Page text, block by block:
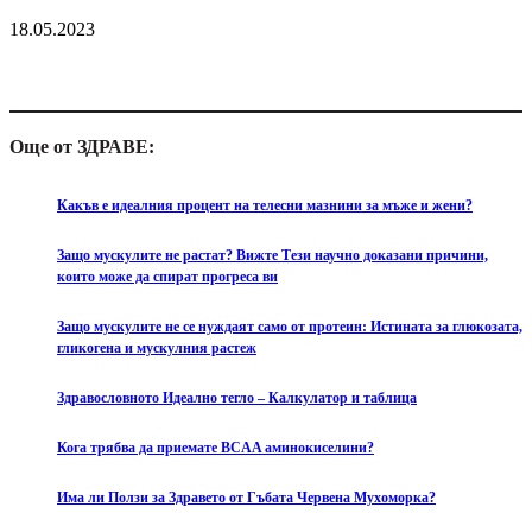
18.05.2023
Още от ЗДРАВЕ:
Какъв е идеалния процент на телесни мазнини за мъже и жени?
Защо мускулите не растат? Вижте Тези научно доказани причини,
които може да спират прогреса ви
Защо мускулите не се нуждаят само от протеин: Истината за глюкозата,
гликогена и мускулния растеж
Здравословното Идеално тегло – Калкулатор и таблица
Кога трябва да приемате BCAA аминокиселини?
Има ли Ползи за Здравето от Гъбата Червена Мухоморка?